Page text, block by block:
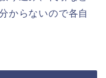
からないので各自